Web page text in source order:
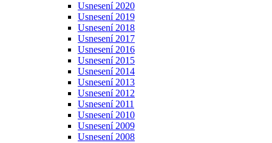
Usnesení 2020
Usnesení 2019
Usnesení 2018
Usnesení 2017
Usnesení 2016
Usnesení 2015
Usnesení 2014
Usnesení 2013
Usnesení 2012
Usnesení 2011
Usnesení 2010
Usnesení 2009
Usnesení 2008